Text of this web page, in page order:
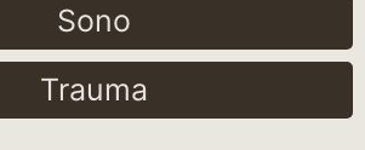
Sono
Trauma